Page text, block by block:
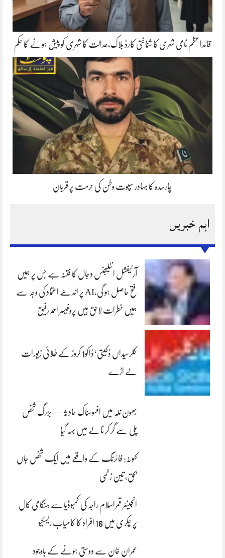
قائداعظم نامی شہری کا شناختی کارڈ بلاک،عدالت کا شہری کو پیش ہونے کا حکم
چارسدہ کا بہادر سپوت وطن کی حرمت پر قربان
اہم خبریں
آرٹیفشل انٹلیجنس دجال کا فتنہ ہے جس پر ہمیں
فتح حاصل ہو گی،AI پر اندھے اعتماد کی وجہ سے
ہمیں خطرات لاحق ہیں پروفیسر احمد رفیق
کلرسیداں ڈکیتی‘ڈاکو1 کروڑ کے طلائی زیورات
لے اڑے
بھون نلہ میں افسوسناک حادثہ — بزرگ شخص
پلی سے گر کر نالے میں بہہ گیا
کہوٹہ: فائرنگ کے واقعے میں ایک شخص جاں
بحق، تین زخمی
انجینئر قمراسلام راجہ کی کمبوڈیا سے ہنگامی کال
پر چکری میں 16 افراد کا کامیاب ریسکیو
عمران خان سے دوستی ہونے کے باوجود